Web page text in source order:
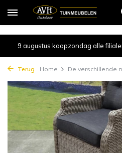
{!!% include 'snippets/cta.rain' %!!}
9 augustus koopzondag alle
Terug Home De verschillende